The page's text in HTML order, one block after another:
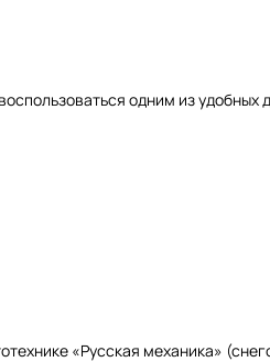
одним из удобных
«Русская механика»